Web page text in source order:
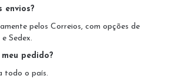
envios?
pelos Correios, com opções de
Sedex.
pedido?
todo o país.